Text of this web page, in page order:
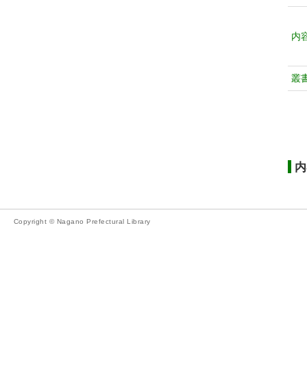
内
叢
Copyright © Nagano Prefectural Library